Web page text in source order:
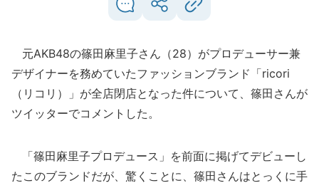
元AKB48の篠田麻里子さん（28）がプロデューサー兼
デザイナーを務めていたファッションブランド「ricori
（リコリ）」が全店閉店となった件について、篠田さんが
ツイッターでコメントした。
「篠田麻里子プロデュース」を前面に掲げてデビューし
たこのブランドだが、驚くことに、篠田さんはとっくに手